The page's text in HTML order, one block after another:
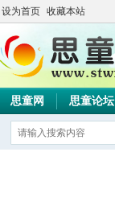
设为首页 收藏本站
思童网 思童论坛